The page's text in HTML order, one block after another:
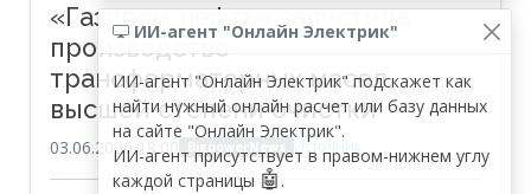
ИИ-агент "Онлайн Электрик"
ИИ-агент "Онлайн Электрик" подскажет как
найти нужный онлайн расчет или базу данных
на сайте "Онлайн Электрик".
ИИ-агент присутствует в правом-нижнем углу
каждой страницы 🤖 .
«Газпром нефть» запустила
производство
трансформаторных масел
высшей степени очистки
03.06.2026 18:00 Источник